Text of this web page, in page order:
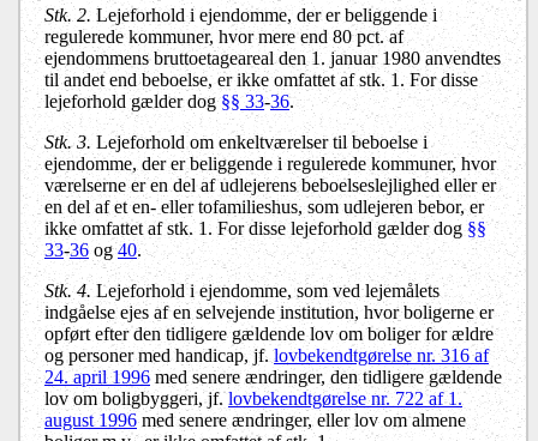
Stk. 2. Lejeforhold i ejendomme, der er beliggende i
regulerede kommuner, hvor mere end 80 pct. af
ejendommens bruttoetageareal den 1. januar 1980 anvendtes
til andet end beboelse, er ikke omfattet af stk. 1. For disse
lejeforhold gælder dog§§ 33-36.
Stk. 3. Lejeforhold om enkeltværelser til beboelse i
ejendomme, der er beliggende i regulerede kommuner, hvor
værelserne er en del af udlejerens beboelseslejlighed eller er
en del af et en- eller tofamilieshus, som udlejeren bebor, er
ikke omfattet af stk. 1. For disse lejeforhold gælder dog §§
33-36 og40.
Stk. 4.Lejeforhold i ejendomme, som ved lejemålets
indgåelse ejes af en selvejende institution, hvor boligerne er
opført efter den tidligere gældende lov om boliger for ældre
og personer med handicap, jf.lovbekendtgørelse nr. 316 af
24. april 1996med senere ændringer, den tidligere gældende
lov om boligbyggeri, jf.lovbekendtgørelse nr. 722 af 1.
august 1996med senere ændringer, eller lov om almene